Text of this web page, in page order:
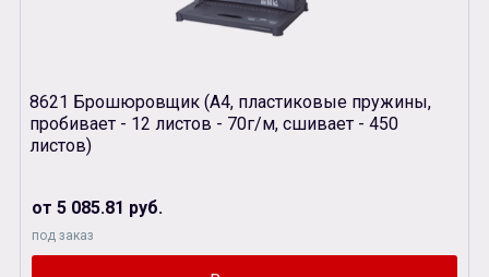
8621 Брошюровщик (А4, пластиковые пружины,
пробивает - 12 листов - 70г/м, сшивает - 450
листов)
от 5 085.81 руб.
под заказ